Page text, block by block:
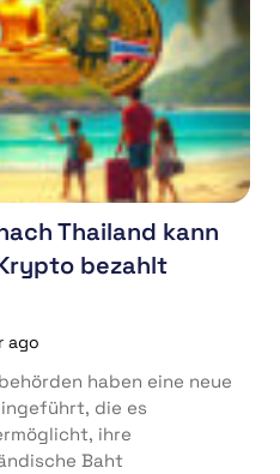
Thailand kann
bezahlt
ago
haben eine neue
die es
ihre
Baht